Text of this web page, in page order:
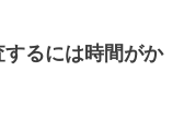
するには時間がか